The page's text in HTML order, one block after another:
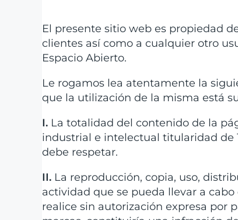
El presente sitio web es propiedad
clientes así como a cualquier otro
Espacio Abierto.
Le rogamos lea atentamente la
que la utilización de la misma está
I. La totalidad del contenido de la
industrial e intelectual titularidad de
debe respetar.
II. La reproducción, copia, uso,
actividad que se pueda llevar a
realice sin autorización expresa por